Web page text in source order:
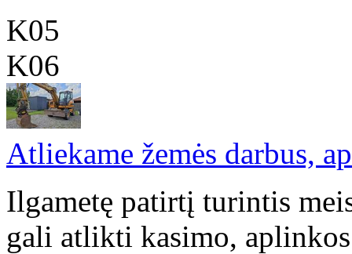
K05
K06
Atliekame žemės darbus,
Ilgametę patirtį turintis
gali atlikti kasimo,